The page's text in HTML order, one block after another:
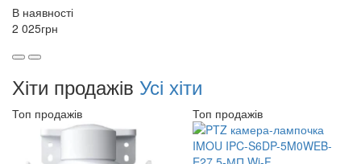
В наявності
2 025грн
Хіти продажів Усі хіти
Топ продажів Топ продажів